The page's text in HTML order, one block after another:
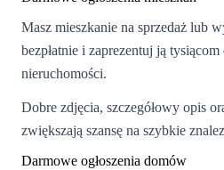
Masz mieszkanie na sprzedaż lub
bezpłatnie i zaprezentuj ją
nieruchomości.
Dobre zdjęcia, szczegółowy opis
zwiększają szansę na szybkie
Darmowe ogłoszenia domów